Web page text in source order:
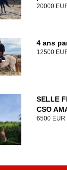
20000
4 ans
12500
SELLE
CSO
6500 EUR